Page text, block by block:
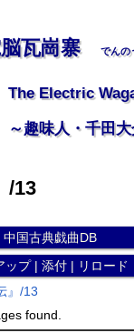
瓦崗寨 でんの
The Electric
～趣味人・千田
/13
中国古典戯曲DB
ップ| 添付| リロード
』/13
found.